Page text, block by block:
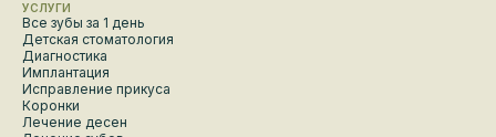
УСЛУГИ
Все зубы за 1 день
Детская стоматология
Диагностика
Имплантация
Исправление прикуса
Коронки
Лечение десен